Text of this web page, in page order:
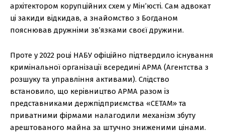
архітектором корупційних схем у Мін’юсті. Сам адвокат
ці закиди відкидав, а знайомство з Богданом
пояснював дружніми зв’язками своєї дружини.
Проте у 2022 році НАБУ офіційно підтвердило існування
кримінальної організації всередині АРМА (Агентства з
розшуку та управління активами). Слідство
встановило, що керівництво АРМА разом із
представниками держпідприємства «СЕТАМ» та
приватними фірмами налагодили механізм збуту
арештованого майна за штучно зниженими цінами.